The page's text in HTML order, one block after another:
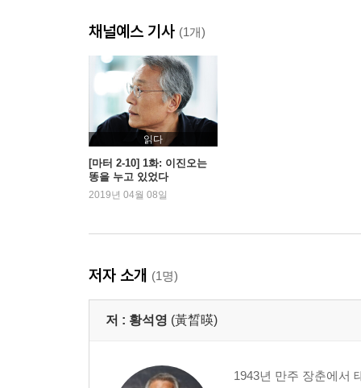
박태원, 「골목 안」 _231
이 땅에서 사는 작가의 운명 _298
강경애, 「소금」 _313
두만강 푸른 물에 _367
이상, 「날개」 _377
미열微熱과 반항 _408
김사량, 「빛 속으로」 _415
피는 물보다 진하지만 마시고 살 수는 없다 _459
채널예스 기사 (1개)
읽다
[마터 2-10] 1화: 이진오는
똥을 누고 있었다
2019년 04월 08일
저자 소개 (1명)
저 : 황석영 (黃晳暎)
1943년 만주 장춘에서